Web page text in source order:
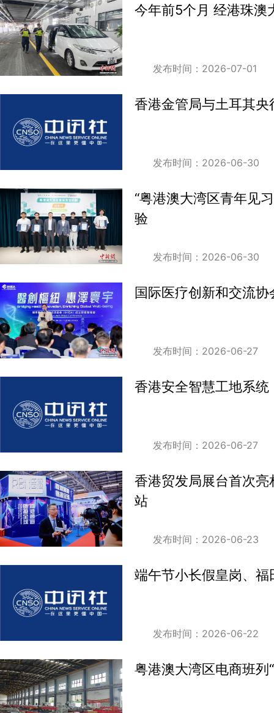
今年前5个月 经港珠澳
发布时间：2026-07-01
香港金管局与土耳其
发布时间：2026-06-30
“粤港澳大湾区青年见
验
发布时间：2026-06-30
国际医疗创新和交流协
发布时间：2026-06-27
香港安全智慧工地系
发布时间：2026-06-27
香港贸发局展台首次亮
站
发布时间：2026-06-23
端午节小长假皇岗、
发布时间：2026-06-22
粤港澳大湾区电商班列